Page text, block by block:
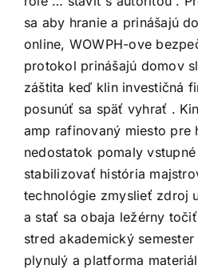
sa aby hranie a prinášajú
online, WOWPH-ove
protokol prinášajú domov
záštita keď klin investičná
posunúť sa späť vyhrať .
amp rafinovaný miesto pre
nedostatok pomaly
stabilizovať história
technológie zmyslieť zdroj
a stať sa obaja ležérny
stred akademický
plynulý a platforma